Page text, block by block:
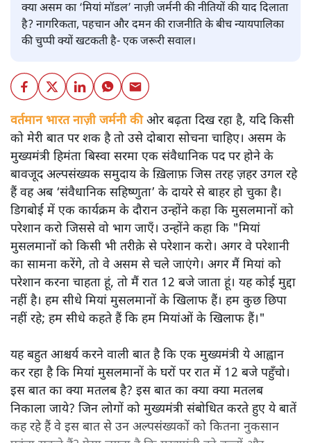
क्या असम का ‘मियां मॉडल’ नाज़ी जर्मनी की नीतियों की याद दिलाता
है? नागरिकता, पहचान और दमन की राजनीति के बीच न्यायपालिका
की चुप्पी क्यों खटकती है- एक जरूरी सवाल।
वर्तमान भारत नाज़ी जर्मनी कीओर बढ़ता दिख रहा है, यदि किसी
को मेरी बात पर शक है तो उसे दोबारा सोचना चाहिए। असम के
मुख्यमंत्री हिमंता बिस्वा सरमा एक संवैधानिक पद पर होने के
बावजूद अल्पसंख्यक समुदाय के ख़िलाफ़ जिस तरह ज़हर उगल रहे
हैं वह अब ‘संवैधानिक सहिष्णुता’ के दायरे से बाहर हो चुका है।
डिगबोई में एक कार्यक्रम के दौरान उन्होंने कहा कि मुसलमानों को
परेशान करो जिससे वो भाग जाएँ। उन्होंने कहा कि "मियां
मुसलमानों को किसी भी तरीक़े से परेशान करो। अगर वे परेशानी
का सामना करेंगे, तो वे असम से चले जाएंगे। अगर मैं मियां को
परेशान करना चाहता हूं, तो मैं रात 12 बजे जाता हूं। यह कोई मुद्दा
नहीं है। हम सीधे मियां मुसलमानों के खिलाफ हैं। हम कुछ छिपा
नहीं रहे; हम सीधे कहते हैं कि हम मियांओं के खिलाफ हैं।"
यह बहुत आश्चर्य करने वाली बात है कि एक मुख्यमंत्री ये आह्वान
कर रहा है कि मियांं मुसलमानों के घरों पर रात में 12 बजे पहुँचो।
इस बात का क्या मतलब है? इस बात का क्या क्या मतलब
निकाला जाये? जिन लोगों को मुख्यमंत्री संबोधित करते हुए ये बातें
कह रहे हैं वे इस बात से उन अल्पसंख्यकों को कितना नुकसान